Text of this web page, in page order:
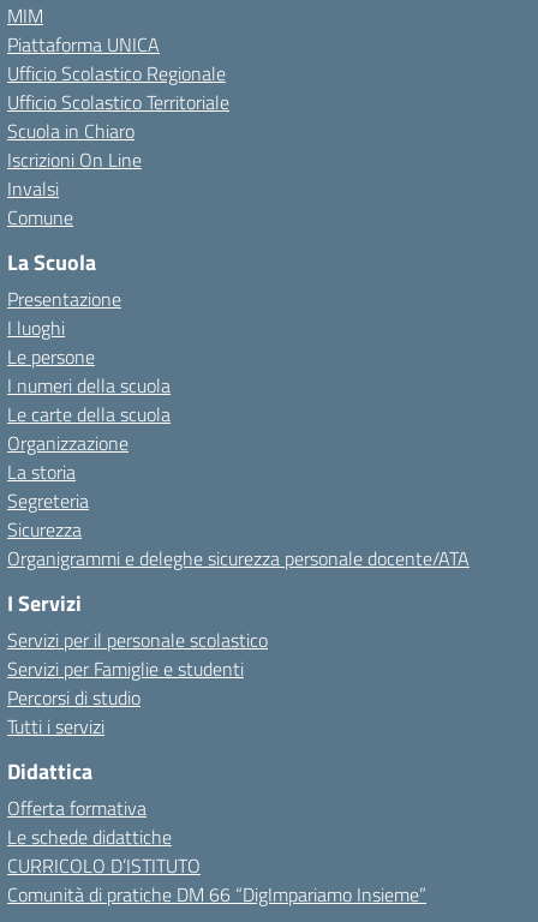
MIM
Piattaforma UNICA
Ufficio Scolastico Regionale
Ufficio Scolastico Territoriale
Scuola in Chiaro
Iscrizioni On Line
Invalsi
Comune
La Scuola
Presentazione
I luoghi
Le persone
I numeri della scuola
Le carte della scuola
Organizzazione
La storia
Segreteria
Sicurezza
Organigrammi e deleghe sicurezza personale docente/ATA
I Servizi
Servizi per il personale scolastico
Servizi per Famiglie e studenti
Percorsi di studio
Tutti i servizi
Didattica
Offerta formativa
Le schede didattiche
CURRICOLO D’ISTITUTO
Comunità di pratiche DM 66 “DigImpariamo Insieme”